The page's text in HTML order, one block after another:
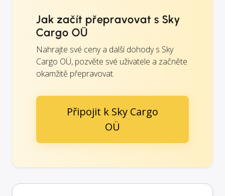
Jak začít přepravovat s Sky
Cargo OÜ
Nahrajte své ceny a další dohody s Sky
Cargo OÜ, pozvěte své uživatele a začněte
okamžitě přepravovat.
Připojit k Sky Cargo
OÜ